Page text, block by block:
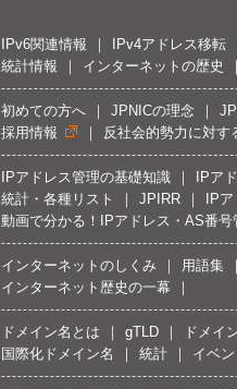
IPv6関連情報 IPv4アドレス移転
統計情報
インターネットの歴史
初めての方へ JPNICの理念
採用情報
反社会的勢力に対す
IPアドレス管理の基礎知識 IPア
統計・各種リスト
JPIRR IP
動画で分かる！IPアドレス・AS番号
インターネットのしくみ 用語集
インターネット歴史の一幕
ドメイン名とは gTLD ドメイ
国際化ドメイン名
統計 イベン